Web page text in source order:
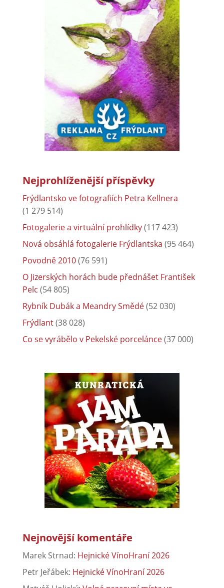
Nejprohlíženější příspěvky
Frýdlantsko ve fotografiích Petra Kellnera
(1 279 514)
Fotogalerie a virtuální prohlídky(117 423)
Nová obsáhlá fotogalerie Frýdlantska (95 464)
Povodně 2010(76 591)
O Jizerských horách bude přednášet František
Pelc (54 805)
Rybník Dubák a Meandry Smědé(52 030)
Frýdlant(38 028)
Co se vyrábělo v Pekelské porcelánce(37 000)
Nejnovější komentáře
Marek Strnad: Hejnické VínoHraní 2026
Petr Jeřábek: Hejnické VínoHraní 2026